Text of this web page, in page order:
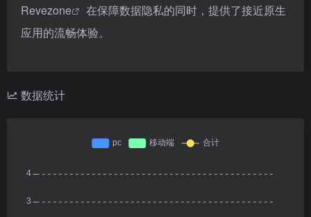
Revezone
在保障数据隐私的同时，提供了接近原生
应用的流畅体验。
数据统计